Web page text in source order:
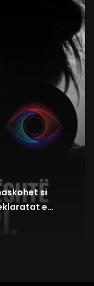
si
e…